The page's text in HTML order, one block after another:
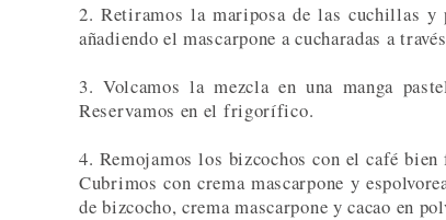
2. Retiramos la mariposa de las cuchillas y
añadiendo el mascarpone a cucharadas a
3. Volcamos la mezcla en una manga
Reservamos en el frigorífico.
4. Remojamos los bizcochos con el café
Cubrimos con crema mascarpone y
de bizcocho, crema mascarpone y cacao en